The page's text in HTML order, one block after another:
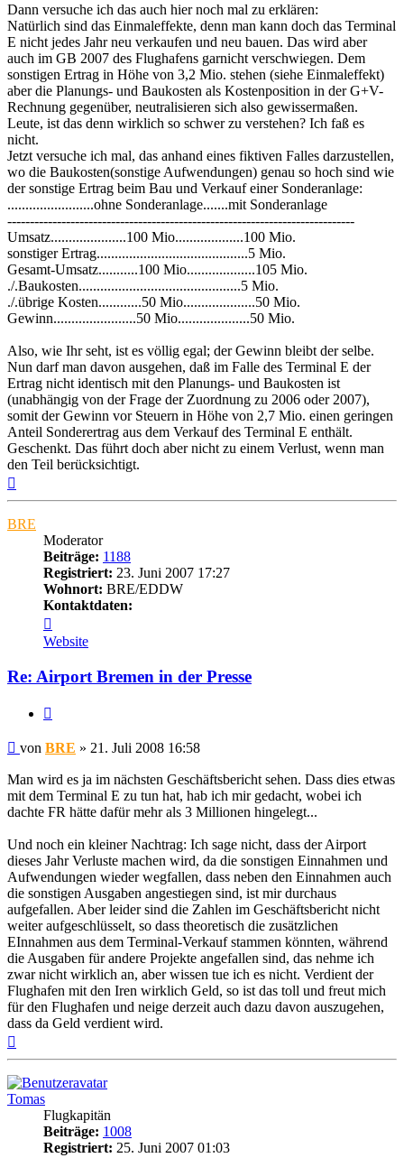
Dann versuche ich das auch hier noch mal zu erklären:
Natürlich sind das Einmaleffekte, denn man kann doch das Terminal
E nicht jedes Jahr neu verkaufen und neu bauen. Das wird aber
auch im GB 2007 des Flughafens garnicht verschwiegen. Dem
sonstigen Ertrag in Höhe von 3,2 Mio. stehen (siehe Einmaleffekt)
aber die Planungs- und Baukosten als Kostenposition in der G+V-
Rechnung gegenüber, neutralisieren sich also gewissermaßen.
Leute, ist das denn wirklich so schwer zu verstehen? Ich faß es
nicht.
Jetzt versuche ich mal, das anhand eines fiktiven Falles darzustellen,
wo die Baukosten(sonstige Aufwendungen) genau so hoch sind wie
der sonstige Ertrag beim Bau und Verkauf einer Sonderanlage:
........................ohne Sonderanlage.......mit Sonderanlage
-----------------------------------------------------------------------------
Umsatz.....................100 Mio...................100 Mio.
sonstiger Ertrag..........................................5 Mio.
Gesamt-Umsatz...........100 Mio...................105 Mio.
./.Baukosten.............................................5 Mio.
./.übrige Kosten............50 Mio....................50 Mio.
Gewinn.......................50 Mio....................50 Mio.
Also, wie Ihr seht, ist es völlig egal; der Gewinn bleibt der selbe.
Nun darf man davon ausgehen, daß im Falle des Terminal E der
Ertrag nicht identisch mit den Planungs- und Baukosten ist
(unabhängig von der Frage der Zuordnung zu 2006 oder 2007),
somit der Gewinn vor Steuern in Höhe von 2,7 Mio. einen geringen
Anteil Sonderertrag aus dem Verkauf des Terminal E enthält.
Geschenkt. Das führt doch aber nicht zu einem Verlust, wenn man
den Teil berücksichtigt.
BRE
Moderator
Beiträge: 1188
Registriert: 23. Juni 2007 17:27
Wohnort: BRE/EDDW
Kontaktdaten:
von
BRE
Website
Re: Airport Bremen in der Presse
Ungelesener
von BRE » 21. Juli 2008 16:58
Man wird es ja im nächsten Geschäftsbericht sehen. Dass dies etwas
mit dem Terminal E zu tun hat, hab ich mir gedacht, wobei ich
dachte FR hätte dafür mehr als 3 Millionen hingelegt...
Und noch ein kleiner Nachtrag: Ich sage nicht, dass der Airport
dieses Jahr Verluste machen wird, da die sonstigen Einnahmen und
Aufwendungen wieder wegfallen, dass neben den Einnahmen auch
die sonstigen Ausgaben angestiegen sind, ist mir durchaus
aufgefallen. Aber leider sind die Zahlen im Geschäftsbericht nicht
weiter aufgeschlüsselt, so dass theoretisch die zusätzlichen
EInnahmen aus dem Terminal-Verkauf stammen könnten, während
die Ausgaben für andere Projekte angefallen sind, das nehme ich
zwar nicht wirklich an, aber wissen tue ich es nicht. Verdient der
Flughafen mit den Iren wirklich Geld, so ist das toll und freut mich
für den Flughafen und neige derzeit auch dazu davon auszugehen,
dass da Geld verdient wird.
Tomas
Flugkapitän
Beiträge: 1008
Registriert: 25. Juni 2007 01:03